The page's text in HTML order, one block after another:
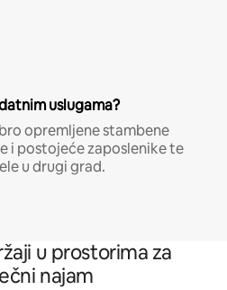
uslugama?
opremljene stambene
i postojeće zaposlenike te
u drugi grad.
u prostorima za
najam